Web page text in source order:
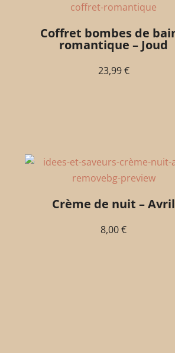
Coffret bombes de
romantique – Joud
23,99€
Crème de nuit – Avril
8,00€